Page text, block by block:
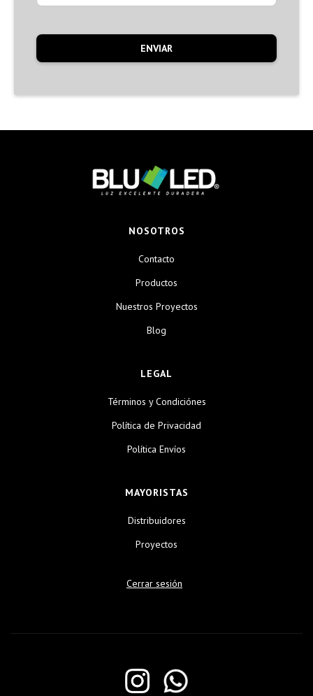
NOSOTROS
Contacto
Productos
Nuestros Proyectos
Blog
LEGAL
Términos y Condiciónes
Política de Privacidad
Política Envíos
MAYORISTAS
Distribuidores
Proyectos
Cerrar sesión